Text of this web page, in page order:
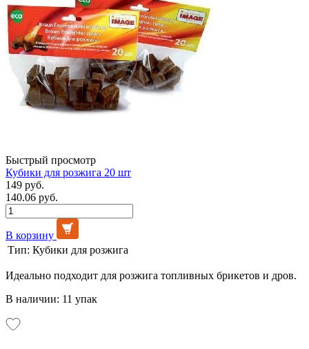
Быстрый просмотр
Кубики для розжига 20 шт
149 руб.
140.06 руб.
В корзину
Тип: Кубики для розжига
Идеально подходит для розжига топливных брикетов и дров.
В наличии: 11 упак